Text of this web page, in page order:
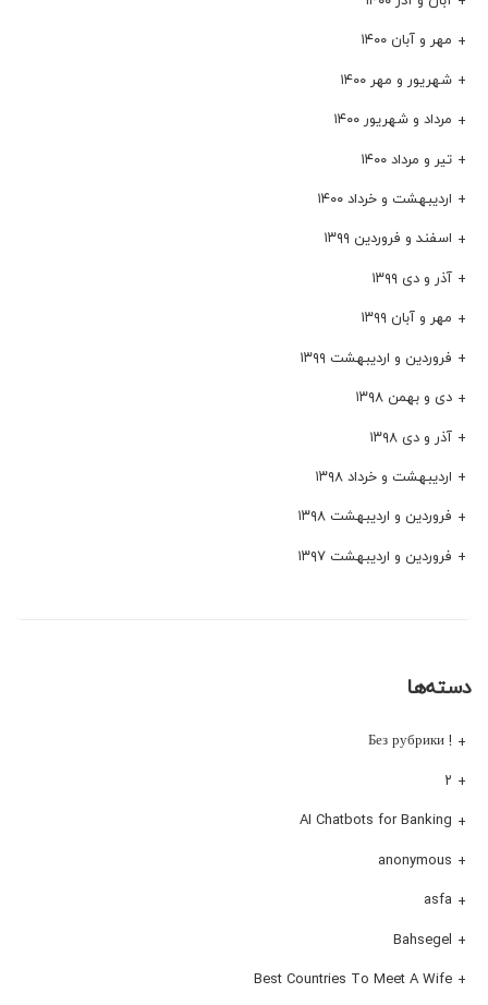
مهر و آبان ۱۴۰۰
شهریور و مهر ۱۴۰۰
مرداد و شهریور ۱۴۰۰
تیر و مرداد ۱۴۰۰
اردیبهشت و خرداد ۱۴۰۰
اسفند و فروردین ۱۳۹۹
آذر و دی ۱۳۹۹
مهر و آبان ۱۳۹۹
فروردین و اردیبهشت ۱۳۹۹
دی و بهمن ۱۳۹۸
آذر و دی ۱۳۹۸
اردیبهشت و خرداد ۱۳۹۸
فروردین و اردیبهشت ۱۳۹۸
فروردین و اردیبهشت ۱۳۹۷
دسته‌ها
! Без рубрики
۲
AI Chatbots for Banking
anonymous
asfa
Bahsegel
Best Countries To Meet A Wife